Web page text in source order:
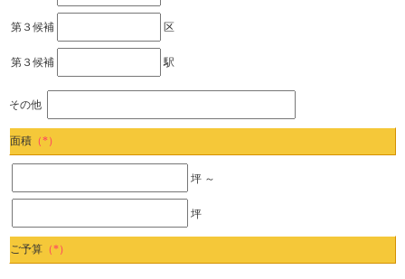
第３候補 区
第３候補 駅
その他
面積 （*）
坪 ～
坪
ご予算 （*）